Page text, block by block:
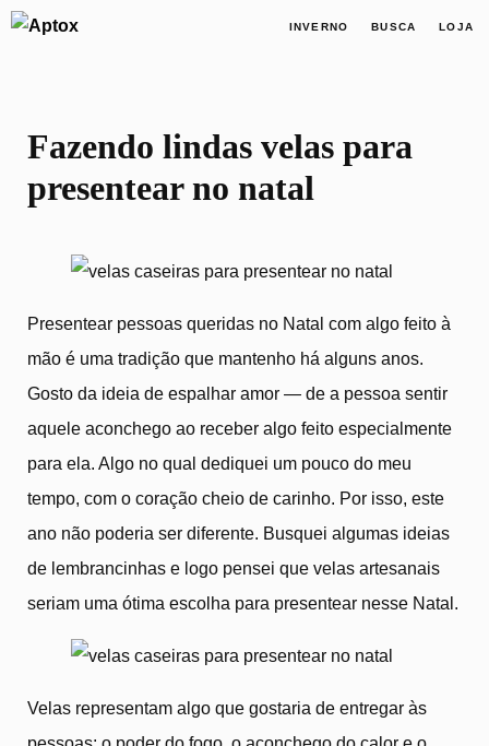
INVERNO BUSCA LOJA
Fazendo lindas velas para
presentear no natal
Presentear pessoas queridas no Natal com algo feito à
mão é uma tradição que mantenho há alguns anos.
Gosto da ideia de espalhar amor — de a pessoa sentir
aquele aconchego ao receber algo feito especialmente
para ela. Algo no qual dediquei um pouco do meu
tempo, com o coração cheio de carinho. Por isso, este
ano não poderia ser diferente. Busquei algumas ideias
de lembrancinhas e logo pensei que velas artesanais
seriam uma ótima escolha para presentear nesse Natal.
Velas representam algo que gostaria de entregar às